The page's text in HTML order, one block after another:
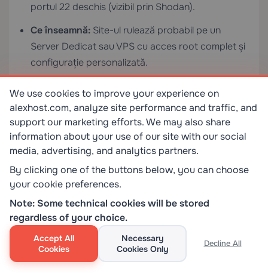
portul 22 deschis (vizibil prin Shodan).
Ce înseamnă: Site-ul rulează probabil pe un
Server Dedicat sau VPS cu acces root complet și
configurație personalizată.
Scenariul 4: Site-ul folosește un furnizor
major de cloud
Semne: Intervalele IP aparțin AWS
amazonaws.com
), Google Cloud
(
azure.com
). Înregistrările CNAME indică
hostname-uri specifice cloud-ului.
Ce înseamnă:Site-ul este găzduit pe
infrastructură cloud, posibil folosind servicii
gestionate precum S3, EC2 sau App Engine.
We use cookies to improve your experience on
alexhost.com, analyze site performance and traffic, and
support our marketing efforts. We may also share
information about your use of our site with our social
media, advertising, and analytics partners.
By clicking one of the buttons below, you can choose
your cookie preferences.
Note: Some technical cookies will be stored
regardless of your choice.
Accept All
Cookies
Necessary
Cookies Only
Decline All